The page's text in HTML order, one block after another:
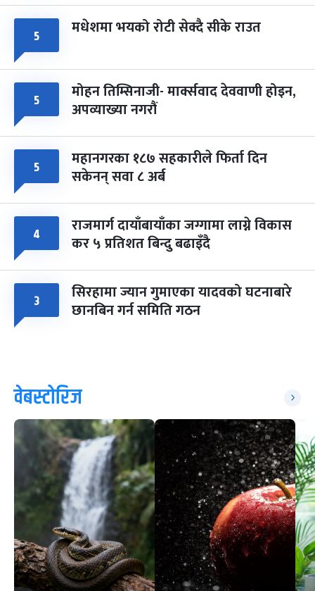
५ मधेशमा भयको रोटी सेक्दै सीके राउत
५ मोहन तिम्सिनाजी- मार्क्सवाद देववाणी होइन,
अपव्याख्या नगरौं
५ महानगरका १८७ सहकारीले फिर्ता दिन
सकेनन् सवा ८ अर्ब
४ राजमार्ग दायाँबायाँका जग्गामा लाग्ने विकास
कर ५ प्रतिशत बिन्दु बढाइँदै
३ सिरहामा ज्यान गुमाएका यादवको घटनाबारे
छानबिन गर्न समिति गठन
वेबस्टोरिज